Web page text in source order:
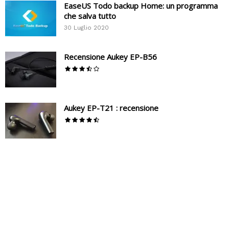
EaseUS Todo backup Home: un programma
che salva tutto
30 Luglio 2020
Recensione Aukey EP-B56
Aukey EP-T21 : recensione